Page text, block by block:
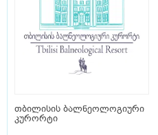
თბილისის ბალნეოლოგიური
კურორტი